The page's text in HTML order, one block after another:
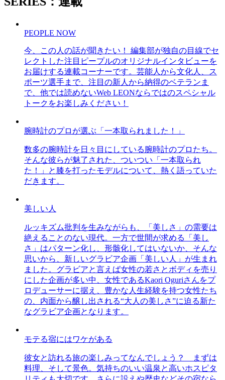
PEOPLE NOW
今、この人の話が聞きたい！ 編集部が独自の目線でセ
レクトした注目ピープルのオリジナルインタビューを
お届けする連載コーナーです。芸能人から文化人、ス
ポーツ選手まで、注目の新人から納得のベテランま
で、他では読めないWeb LEONならではのスペシャル
トークをお楽しみください！
腕時計のプロが選ぶ「一本取られました！」
数多の腕時計を日々目にしている腕時計のプロたち。
そんな彼らが魅了された、ついつい「一本取られ
た！」と膝を打ったモデルについて、熱く語っていた
だきます。
美しい人
ルッキズム批判を生みながらも、「美しさ」の需要は
絶えることのない現代。一方で世間が求める「美し
さ」はパターン化し、形骸化してはいないか、そんな
思いから、新しいグラビア企画「美しい人」が生まれ
ました。グラビアと言えば女性の若さとボディを売り
にした企画が多い中、女性であるKaori Oguriさんをプ
ロデューサーに据え、豊かな人生経験を持つ女性たち
の、内面から醸し出される“大人の美しさ”に迫る新た
なグラビア企画となります。
モテる宿にはワケがある
彼女と訪れる旅の楽しみってなんでしょう？ まずは
料理、そして景色。気持ちのいい温泉と高いホスピタ